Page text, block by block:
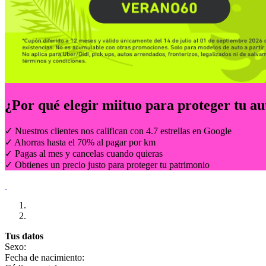
¿Por qué elegir miituo para proteger tu
✓ Nuestros clientes nos califican con 4.7 estrellas en Google
✓ Ahorras hasta el 70% al pagar por km
✓ Pagas al mes y cancelas cuando quieras
✓ Obtienes un precio justo para proteger tu patrimonio
Tus datos
Sexo:
Fecha de nacimiento: